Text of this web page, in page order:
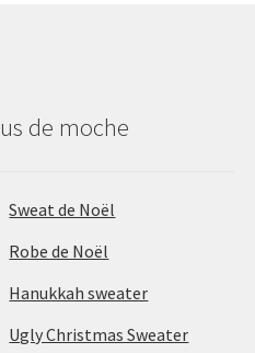
de moche
Sweat de Noël
Robe de Noël
Hanukkah sweater
Ugly Christmas Sweater